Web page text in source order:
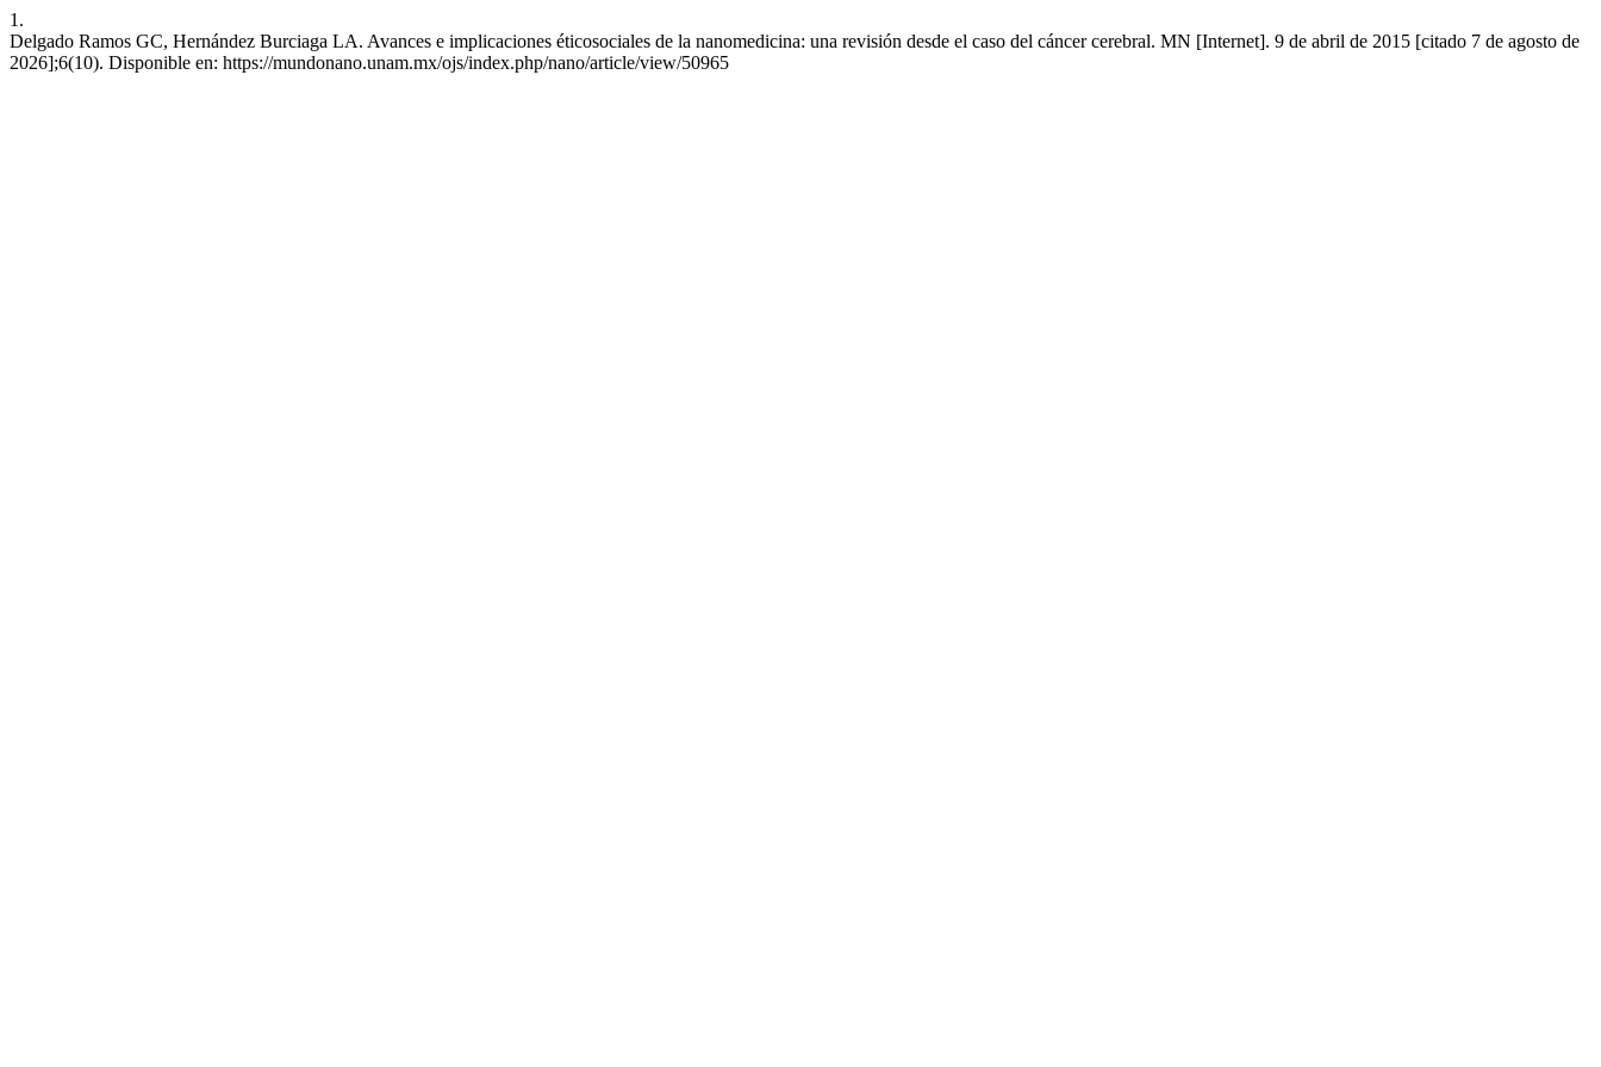
1.
Delgado Ramos GC, Hernández Burciaga LA. Avances e implicaciones éticosociales de la nanomedicina: una revisión desde el caso del cáncer cerebral. MN [Internet]. 9 de abril de 2015 [citado 7 de agosto de
2026];6(10). Disponible en: https://mundonano.unam.mx/ojs/index.php/nano/article/view/50965